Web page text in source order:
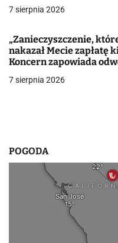
p
s
u
7 sierpnia 2026
„Zanieczyszczenie,
nakazał Mecie
Koncern zapowiada
7 sierpnia 2026
POGODA